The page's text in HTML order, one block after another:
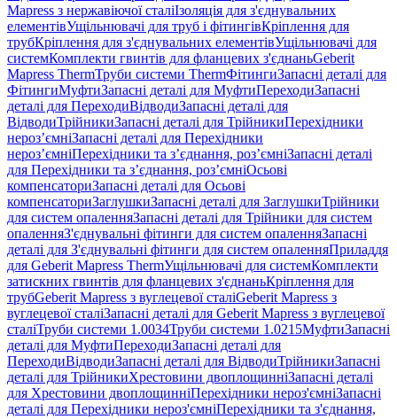
Mapress з нержавіючої сталіІзоляція для з'єднувальних
елементівУщільнювачі для труб і фітингівКріплення для
трубКріплення для з'єднувальних елементівУщільнювачі для
системКомплекти гвинтів для фланцевих з'єднаньGeberit
Mapress ThermТруби системи ThermФітингиЗапасні деталі для
ФітингиМуфтиЗапасні деталі для МуфтиПереходиЗапасні
деталі для ПереходиВідводиЗапасні деталі для
ВідводиТрійникиЗапасні деталі для ТрійникиПерехідники
нероз’ємніЗапасні деталі для Перехідники
нероз’ємніПерехідники та з’єднання, роз’ємніЗапасні деталі
для Перехідники та з’єднання, роз’ємніОсьові
компенсаториЗапасні деталі для Осьові
компенсаториЗаглушкиЗапасні деталі для ЗаглушкиТрійники
для систем опаленняЗапасні деталі для Трійники для систем
опаленняЗ'єднувальні фітинги для систем опаленняЗапасні
деталі для З'єднувальні фітинги для систем опаленняПриладдя
для Geberit Mapress ThermУщільнювачі для системКомплекти
затискних гвинтів для фланцевих з'єднаньКріплення для
трубGeberit Mapress з вуглецевої сталіGeberit Mapress з
вуглецевої сталіЗапасні деталі для Geberit Mapress з вуглецевої
сталіТруби системи 1.0034Труби системи 1.0215МуфтиЗапасні
деталі для МуфтиПереходиЗапасні деталі для
ПереходиВідводиЗапасні деталі для ВідводиТрійникиЗапасні
деталі для ТрійникиХрестовини двоплощинніЗапасні деталі
для Хрестовини двоплощинніПерехідники нероз'ємніЗапасні
деталі для Перехідники нероз'ємніПерехідники та з'єднання,